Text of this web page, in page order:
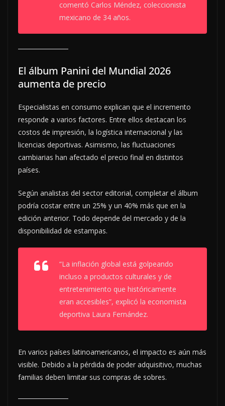
comentó Carlos Méndez, coleccionista
mexicano de 34 años.
El álbum Panini del Mundial 2026
aumenta de precio
Especialistas en consumo explican que el incremento
responde a varios factores. Entre ellos destacan los
costos de impresión, la logística internacional y las
licencias deportivas. Asimismo, las fluctuaciones
cambiarias han afectado el precio final en distintos
países.
Según analistas del sector editorial, completar el álbum
podría costar entre un 25% y un 40% más que en la
edición anterior. Todo depende del mercado y de la
disponibilidad de estampas.
“La inflación global está golpeando
incluso a productos culturales y de
entretenimiento que históricamente
eran accesibles”, explicó la economista
deportiva Laura Fernández.
En varios países latinoamericanos, el impacto es aún más
visible. Debido a la pérdida de poder adquisitivo, muchas
familias deben limitar sus compras de sobres.